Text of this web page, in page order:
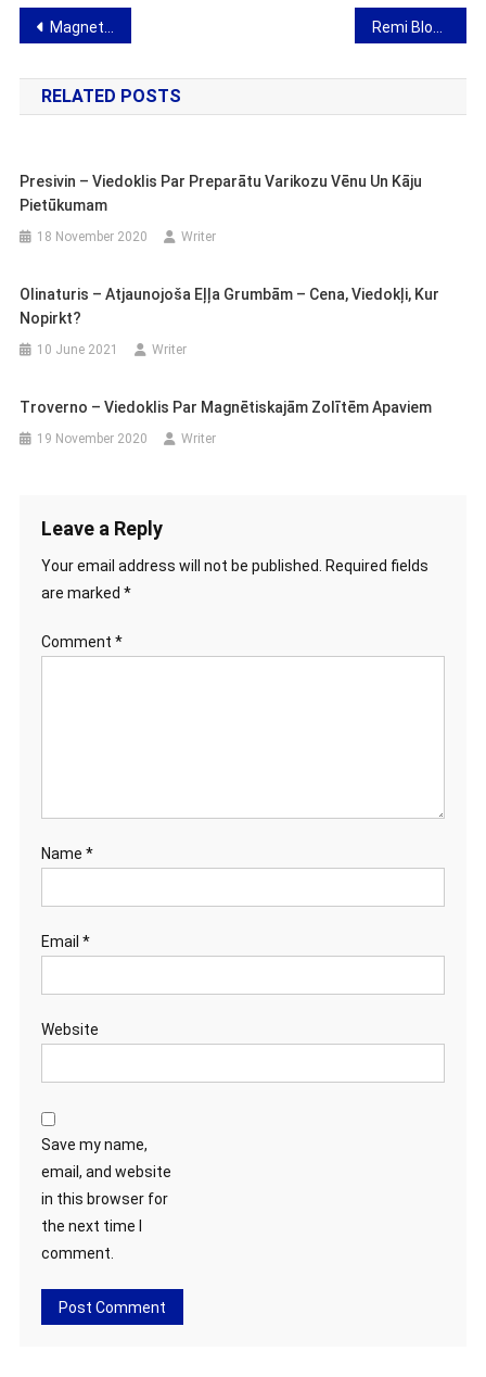
Post
navigation
Magneto 500 Plus – viedoklis par bioenerģijas ieliktņiem
RELATED POSTS
Presivin – Viedoklis Par Preparātu Varikozu Vēnu Un Kāju
Pietūkumam
18 November 2020 Writer
Olinaturis – Atjaunojoša Eļļa Grumbām – Cena, Viedokļi, Kur
Nopirkt?
10 June 2021 Writer
Troverno – Viedoklis Par Magnētiskajām Zolītēm Apaviem
19 November 2020 Writer
Leave a Reply
Your email address will not be published.
Required fields
are marked *
Comment *
Name *
Email *
Website
Save my name,
email, and website
in this browser for
the next time I
comment.